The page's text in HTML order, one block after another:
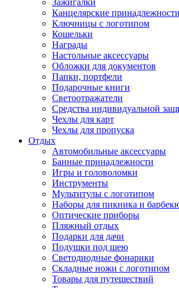
Зажигалки
Канцелярские принадлежности
Ключницы с логотипом
Кошельки
Награды
Настольные аксессуары
Обложки для документов
Папки, портфели
Подарочные книги
Светоотражатели
Средства индивидуальной
Чехлы для карт
Чехлы для пропуска
Отдых
Автомобильные аксессуары
Банные принадлежности
Игры и головоломки
Инструменты
Мультитулы с логотипом
Наборы для пикника и
Оптические приборы
Пляжный отдых
Подарки для дачи
Подушки под шею
Светодиодные фонарики
Складные ножи с логотипом
Товары для путешествий